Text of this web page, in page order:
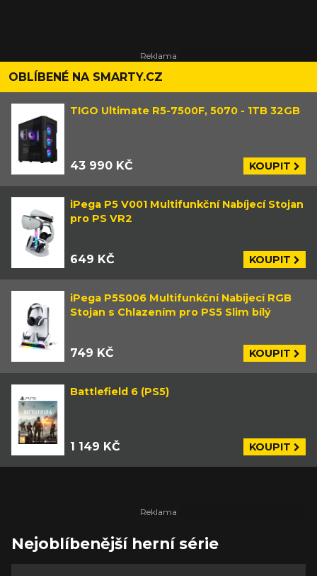
OBLÍBENÉ NA SMARTY.CZ
TIGO Ultimate R5-7500F, 5070 - 1TB 32GB
43 990 KČ KOUPIT
iPega P5 V001 Multifunkční Nabíjecí Stojan
pro PS VR2
649 KČ KOUPIT
iPega P5S006 Multifunkční Nabíjecí RGB
Stojan s Chlazením pro PS5 Slim bílý
749 KČ KOUPIT
Battlefield 6 (PS5)
1 149 KČ KOUPIT
Nejoblíbenější herní série